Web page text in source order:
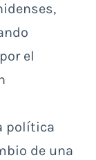
el
política
de una